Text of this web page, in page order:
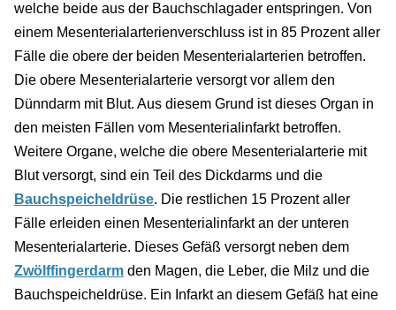
welche beide aus der Bauchschlagader entspringen. Von
einem Mesenterialarterienverschluss ist in 85 Prozent aller
Fälle die obere der beiden Mesenterialarterien betroffen.
Die obere Mesenterialarterie versorgt vor allem den
Dünndarm mit Blut. Aus diesem Grund ist dieses Organ in
den meisten Fällen vom Mesenterialinfarkt betroffen.
Weitere Organe, welche die obere Mesenterialarterie mit
Blut versorgt, sind ein Teil des Dickdarms und die
Bauchspeicheldrüse. Die restlichen 15 Prozent aller
Fälle erleiden einen Mesenterialinfarkt an der unteren
Mesenterialarterie. Dieses Gefäß versorgt neben dem
Zwölffingerdarm den Magen, die Leber, die Milz und die
Bauchspeicheldrüse. Ein Infarkt an diesem Gefäß hat eine